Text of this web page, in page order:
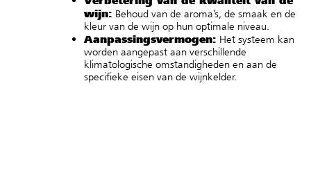
wijn: Behoud van de aroma’s, de smaak en de
kleur van de wijn op hun optimale niveau.
Aanpassingsvermogen: Het systeem kan
worden aangepast aan verschillende
klimatologische omstandigheden en aan de
specifieke eisen van de wijnkelder.